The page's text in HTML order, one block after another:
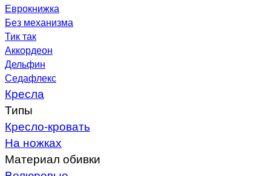
Еврокнижка
Без механизма
Тик так
Аккордеон
Дельфин
Седафлекс
Кресла
Типы
Кресло-кровать
На ножках
Материал обивки